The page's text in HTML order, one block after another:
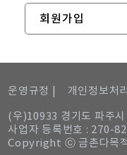
회원가입
운영규정 | 개인정보처
(우)10933 경기도 파주
사업자 등록번호 : 270-
Copyright ⓒ 금촌다목